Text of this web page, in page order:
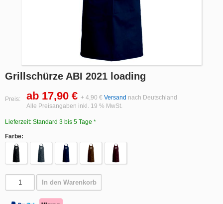
Grillschürze ABI 2021 loading
Preis: ab 17,90 € + 4,90 € Versand nach Deutschland
Alle Preisangaben inkl. 19 % MwSt.
Lieferzeit: Standard 3 bis 5 Tage *
Farbe:
In den Warenkorb